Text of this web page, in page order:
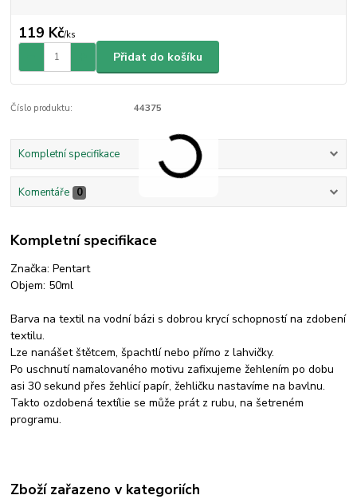
119 Kč/ks
Přidat do košíku
Číslo produktu: 44375
Kompletní specifikace
Komentáře 0
Kompletní specifikace
Značka: Pentart
Objem: 50ml
Barva na textil na vodní bázi s dobrou krycí schopností na zdobení
textilu.
Lze nanášet štětcem, špachtlí nebo přímo z lahvičky.
Po uschnutí namalovaného motivu zafixujeme žehlením po dobu
asi 30 sekund přes žehlicí papír, žehličku nastavíme na bavlnu.
Takto ozdobená textílie se může prát z rubu, na šetreném
programu.
Zboží zařazeno v kategoriích